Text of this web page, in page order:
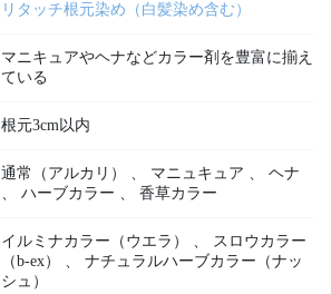
リタッチ根元染め（白髪染め含む）
マニキュアやヘナなどカラー剤を豊富に揃え
ている
根元3cm以内
通常（アルカリ） 、 マニュキュア 、
ヘナ
、
ハーブカラー 、 香草カラー
イルミナカラー（ウエラ） 、
スロウカラー
（b-ex）
、
ナチュラルハーブカラー（ナッ
シュ）